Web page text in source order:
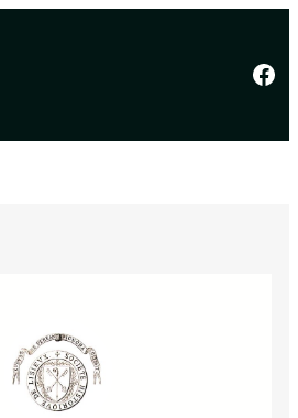
Facebook